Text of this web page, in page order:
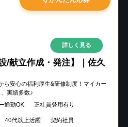
詳しく見る
/献立作成・発注】｜佐久
ら安心の福利厚生&研修制度！マイカー
実績多数♪
通勤OK 正社員登用有り
40代以上活躍 契約社員